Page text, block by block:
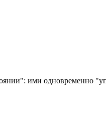
ими одновременно